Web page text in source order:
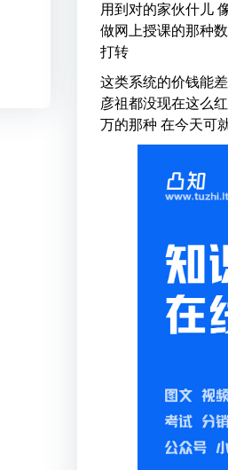
用到对的家伙什儿
做网上授课的那种
打转
这类系统的价钱能
彦祖都没现在这么
万的那种 在今天可